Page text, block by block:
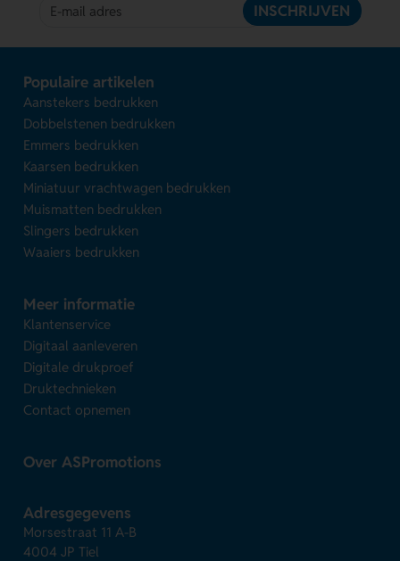
INSCHRIJVEN
Populaire artikelen
Aanstekers bedrukken
Dobbelstenen bedrukken
Emmers bedrukken
Kaarsen bedrukken
Miniatuur vrachtwagen bedrukken
Muismatten bedrukken
Slingers bedrukken
Waaiers bedrukken
Meer informatie
Klantenservice
Digitaal aanleveren
Digitale drukproef
Druktechnieken
Contact opnemen
Over ASPromotions
Adresgegevens
Morsestraat 11 A-B
4004 JP Tiel